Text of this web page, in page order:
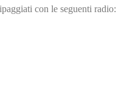
con le seguenti radio: